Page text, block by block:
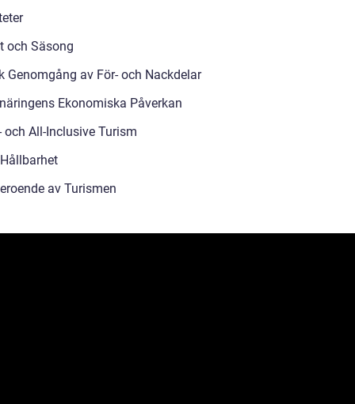
och Säsong
Genomgång av För- och Nackdelar
Ekonomiska Påverkan
och All-Inclusive Turism
av Turismen